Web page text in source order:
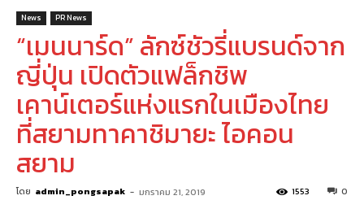
News PR News
“เมนนาร์ด” ลักซ์ชัวรี่แบรนด์จาก
ญี่ปุ่น เปิดตัวแฟล็กชิพ
เคาน์เตอร์แห่งแรกในเมืองไทย
ที่สยามทาคาชิมายะ ไอคอน
สยาม
โดย admin_pongsapak - มกราคม 21, 2019 0
1553